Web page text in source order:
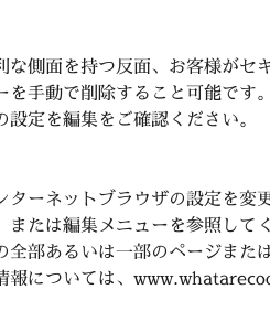
側面を持つ反面、お客様がセ
手動で削除すること可能です
定を編集をご確認ください。
ーネットブラウザの設定を変
たは編集メニューを参照して
部あるいは一部のページまた
報については、